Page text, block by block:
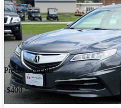
Precio reducido
-$400